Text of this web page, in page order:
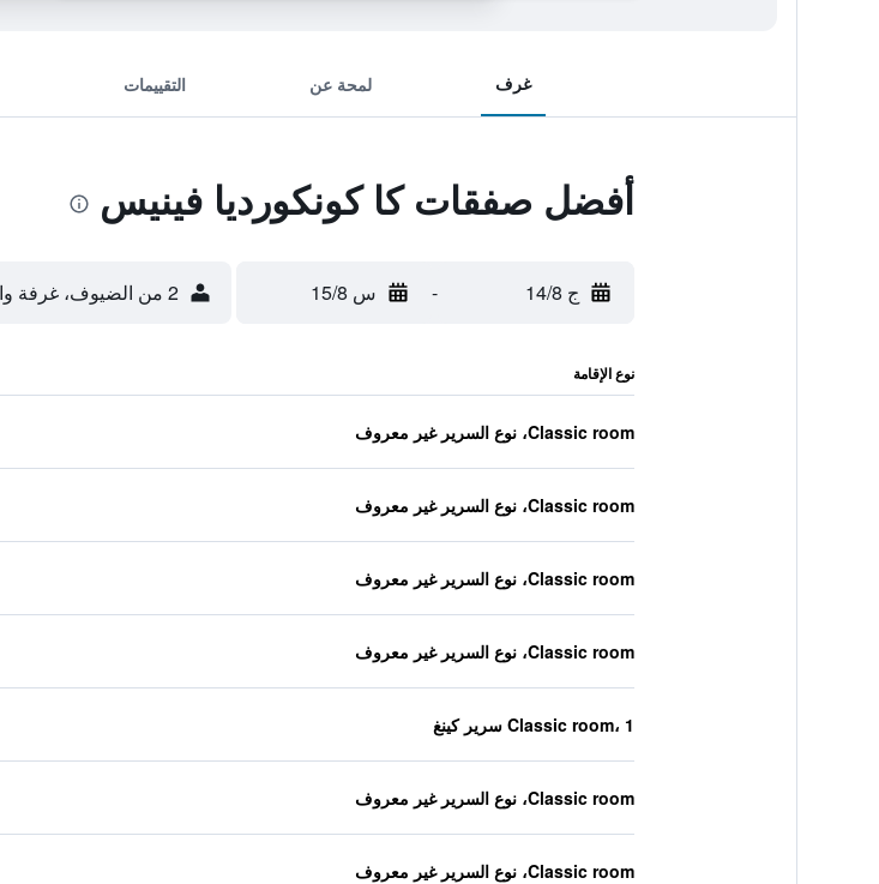
غرف لمحة عن التقييمات
أفضل صفقات كا كونكورديا فينيس
ج 14/8 - س 15/8 2 من الضيوف، غرفة واحدة
نوع الإقامة
Classic room، نوع السرير غير معروف
Classic room، نوع السرير غير معروف
Classic room، نوع السرير غير معروف
Classic room، نوع السرير غير معروف
Classic room، 1 سرير كينغ
Classic room، نوع السرير غير معروف
Classic room، نوع السرير غير معروف